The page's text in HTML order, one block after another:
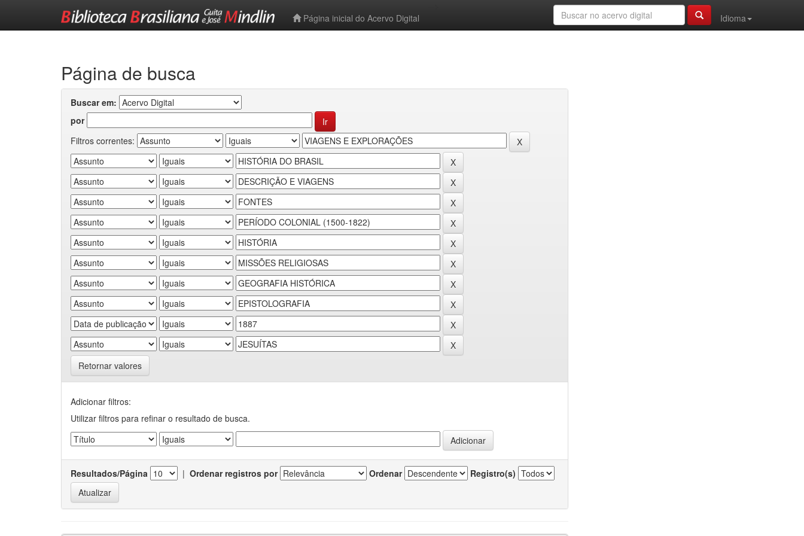
Página inicial do Acervo Digital
Idioma
Página de busca
Buscar em:
por
Filtros correntes:
Retornar valores
Adicionar filtros:
Utilizar filtros para refinar o resultado de busca.
Resultados/Página | Ordenar registros por Ordenar Registro(s)